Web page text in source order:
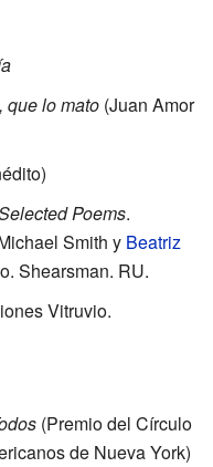
que lo mato (Juan Amor
Poems.
Smith y Beatriz
Shearsman. RU.
Vitruvio.
(Premio del Círculo
de Nueva York)